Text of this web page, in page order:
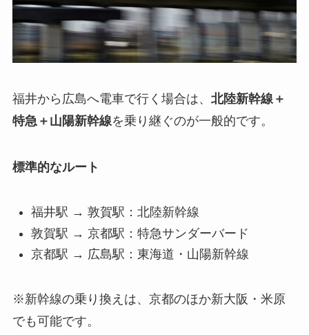
福井から広島へ電車で行く場合は、 北陸新幹線＋
特急＋山陽新幹線を乗り継ぐのが一般的です。
標準的なルート
福井駅 → 敦賀駅：北陸新幹線
敦賀駅 → 京都駅：特急サンダーバード
京都駅 → 広島駅：東海道・山陽新幹線
※新幹線の乗り換えは、京都のほか新大阪・米原
でも可能です。